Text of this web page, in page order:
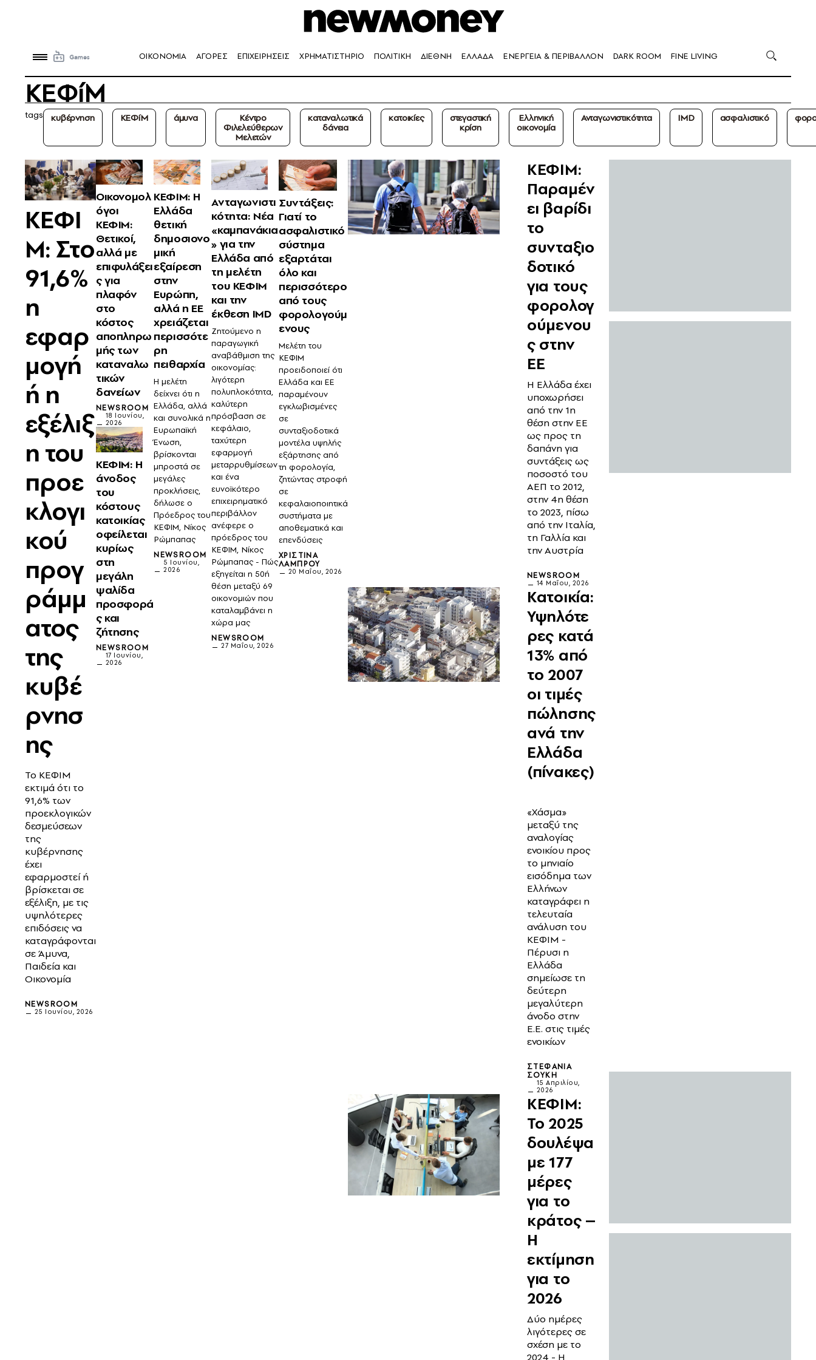
OIKONOMIA ΑΓΟΡΕΣ ΕΠΙΧΕΙΡΗΣΕΙΣ ΧΡΗΜΑΤΙΣΤΗΡΙΟ ΠΟΛΙΤΙΚΗ ΔΙΕΘΝΗ ΕΛΛΑΔΑ ΕΝΕΡΓΕΙΑ & ΠΕΡΙΒΑΛΛΟΝ DARK ROOM FINE LIVING
ΚΕΦίΜ
tags κυβέρνηση ΚΕΦίΜ άμυνα
Κέντρο
Φιλελεύθερων
Μελετών
καταναλωτικά
δάνεια
κατοικίες
στεγαστική
κρίση
Ελληνική
οικονομία
Ανταγωνιστικότητα IMD ασφαλιστικό
ΚΕΦΙ
Μ: Στο
91,6%
η
εφαρ
μογή
ή η
εξέλιξ
η του
προε
κλογι
κού
προγ
ράμμ
ατος
της
κυβέ
ρνησ
ης
Το ΚΕΦΙΜ
εκτιμά ότι το
91,6% των
προεκλογικών
δεσμεύσεων
της
κυβέρνησης
έχει
εφαρμοστεί ή
βρίσκεται σε
εξέλιξη, με τις
υψηλότερες
επιδόσεις να
καταγράφονται
σε Άμυνα,
Παιδεία και
Οικονομία
NEWSROOM
25 Ιουνίου, 2026
Οικονομολ
όγοι
ΚΕΦΙΜ:
Θετικοί,
αλλά με
επιφυλάξει
ς για
πλαφόν
στο
κόστος
αποπληρω
μής των
καταναλω
τικών
δανείων
NEWSROOM
18 Ιουνίου,
2026
ΚΕΦΙΜ: Η
άνοδος
του
κόστους
κατοικίας
οφείλεται
κυρίως
στη
μεγάλη
ψαλίδα
προσφορά
ς και
ζήτησης
NEWSROOM
17 Ιουνίου,
2026
ΚΕΦΙΜ: Η
Ελλάδα
θετική
δημοσιονο
μική
εξαίρεση
στην
Ευρώπη,
αλλά η ΕΕ
χρειάζεται
περισσότε
ρη
πειθαρχία
Η μελέτη
δείχνει ότι η
Ελλάδα, αλλά
και συνολικά η
Ευρωπαϊκή
Ένωση,
βρίσκονται
μπροστά σε
μεγάλες
προκλήσεις,
δήλωσε ο
Πρόεδρος του
ΚΕΦΙΜ, Νίκος
Ρώμπαπας
NEWSROOM
5 Ιουνίου,
2026
Ανταγωνιστι
κότητα: Νέα
«καμπανάκια
» για την
Ελλάδα από
τη μελέτη
του ΚΕΦΙΜ
και την
έκθεση IMD
Ζητούμενο η
παραγωγική
αναβάθμιση της
οικονομίας:
λιγότερη
πολυπλοκότητα,
καλύτερη
πρόσβαση σε
κεφάλαιο,
ταχύτερη
εφαρμογή
μεταρρυθμίσεων
και ένα
ευνοϊκότερο
επιχειρηματικό
περιβάλλον
ανέφερε ο
πρόεδρος του
ΚΕΦΙΜ, Νίκος
Ρώμπαπας - Πώς
εξηγείται η 50ή
θέση μεταξύ 69
οικονομιών που
καταλαμβάνει η
χώρα μας
NEWSROOM
27 Μαΐου, 2026
Συντάξεις:
Γιατί το
ασφαλιστικό
σύστημα
εξαρτάται
όλο και
περισσότερο
από τους
φορολογούμ
ενους
Μελέτη του
ΚΕΦΙΜ
προειδοποιεί ότι
Ελλάδα και ΕΕ
παραμένουν
εγκλωβισμένες
σε
συνταξιοδοτικά
μοντέλα υψηλής
εξάρτησης από
τη φορολογία,
ζητώντας στροφή
σε
κεφαλαιοποιητικά
συστήματα με
αποθεματικά και
επενδύσεις
ΧΡΙΣΤΊΝΑ
ΛΆΜΠΡΟΥ
20 Μαΐου, 2026
ΚΕΦΙΜ:
Παραμέν
ει βαρίδι
το
συνταξιο
δοτικό
για τους
φορολογ
ούμενου
ς στην
ΕΕ
Η Ελλάδα έχει
υποχωρήσει
από την 1η
θέση στην ΕΕ
ως προς τη
δαπάνη για
συντάξεις ως
ποσοστό του
ΑΕΠ το 2012,
στην 4η θέση
το 2023, πίσω
από την Ιταλία,
τη Γαλλία και
την Αυστρία
NEWSROOM
14 Μαΐου, 2026
Κατοικία:
Υψηλότε
ρες κατά
13% από
το 2007
οι τιμές
πώλησης
ανά την
Ελλάδα
(πίνακες)
«Χάσμα»
μεταξύ της
αναλογίας
ενοικίου προς
το μηνιαίο
εισόδημα των
Ελλήνων
καταγράφει η
τελευταία
ανάλυση του
ΚΕΦΙΜ -
Πέρυσι η
Ελλάδα
σημείωσε τη
δεύτερη
μεγαλύτερη
άνοδο στην
Ε.Ε. στις τιμές
ενοικίων
ΣΤΕΦΑΝΊΑ
ΣΟΎΚΗ
15 Απριλίου,
2026
ΚΕΦΙΜ:
Το 2025
δουλέψα
με 177
μέρες
για το
κράτος –
Η
εκτίμηση
για το
2026
Δύο ημέρες
λιγότερες σε
σχέση με το
2024 - Η